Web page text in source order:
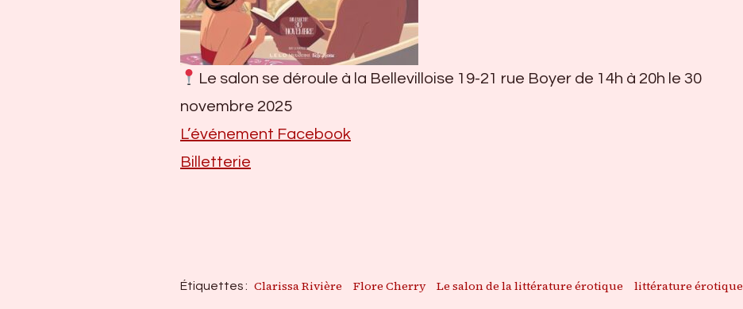
Le salon se déroule à la Bellevilloise 19-21 rue Boyer de 14h à 20h le 30
novembre 2025
L’événement Facebook
Billetterie
Étiquettes : Clarissa Rivière Flore Cherry Le salon de la littérature érotique littérature érotique